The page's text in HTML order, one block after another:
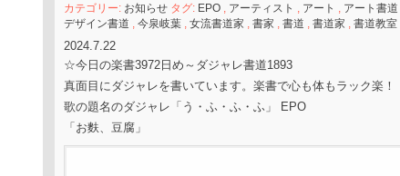
カテゴリー: お知らせタグ: EPO, アーティスト アート アート書道
デザイン書道
今泉岐葉, 女流書道家 書家 書道 書道家 書道教室,
2024.7.22
☆今日の楽書3972日め～ダジャレ書道1893
真面目にダジャレを書いています。楽書で心も体もラック楽！
歌の題名のダジャレ「う・ふ・ふ・ふ」 EPO
「お麩、豆腐」